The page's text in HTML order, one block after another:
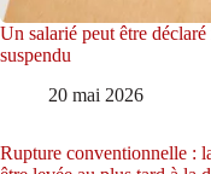
Un salarié peut être
suspendu
20 mai 2026
Rupture conventionnelle :